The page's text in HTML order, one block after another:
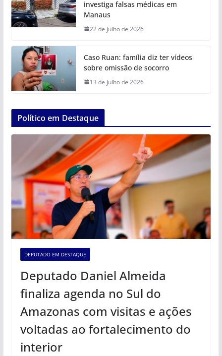
investiga falsas médicas em
Manaus
22 de julho de 2026
Caso Ruan: família diz ter vídeos
sobre omissão de socorro
13 de julho de 2026
Político em Destaque
DEPUTADO EM DESTAQUE
Deputado Daniel Almeida
finaliza agenda no Sul do
Amazonas com visitas e ações
voltadas ao fortalecimento do
interior